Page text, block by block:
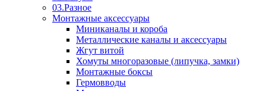
03.Разное
Монтажные аксессуары
Миниканалы и короба
Металлические каналы и аксессуары
Жгут витой
Хомуты многоразовые (липучка, замки)
Монтажные боксы
Гермовводы